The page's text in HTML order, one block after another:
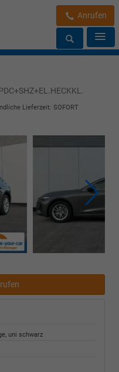
Anrufen
Lieferzeit: SOFORT
uni schwarz